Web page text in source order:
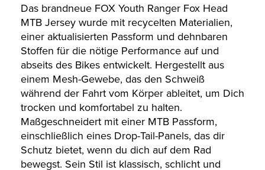
Das brandneue FOX Youth Ranger Fox Head
MTB Jersey wurde mit recycelten Materialien,
einer aktualisierten Passform und dehnbaren
Stoffen für die nötige Performance auf und
abseits des Bikes entwickelt. Hergestellt aus
einem Mesh-Gewebe, das den Schweiß
während der Fahrt vom Körper ableitet, um Dich
trocken und komfortabel zu halten.
Maßgeschneidert mit einer MTB Passform,
einschließlich eines Drop-Tail-Panels, das dir
Schutz bietet, wenn du dich auf dem Rad
bewegst. Sein Stil ist klassisch, schlicht und